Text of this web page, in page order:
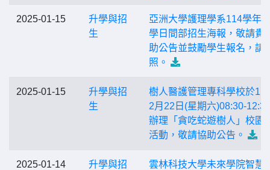
2025-01-15
升學與招
生
亞洲大學護理學系114學年
學日間部招生海報，敬請貴
助公告並鼓勵學生報名，請
照。
2025-01-15
升學與招
生
樹人醫護管理專科學校於
2月22日(星期六)08:30-
辦理「貪吃蛇遊樹人」校園
活動，敬請協助公告。
2025-01-14
升學與招
雲林科技大學未來學院智慧